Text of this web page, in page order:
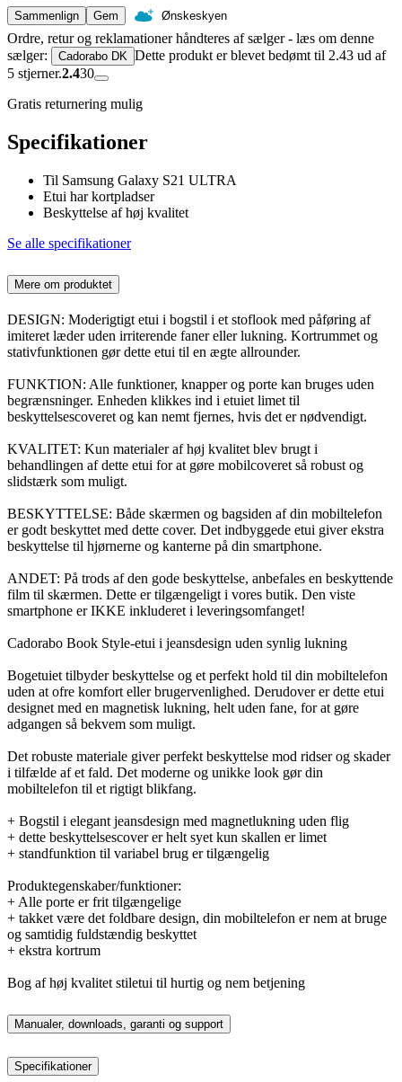
Sammenlign
Gem Ønskeskyen
Ordre, retur og reklamationer håndteres af sælger - læs om denne
sælger:
Cadorabo DK Dette produkt er blevet bedømt til 2.43 ud af
5 stjerner.2.430
Gratis returnering mulig
Specifikationer
Til Samsung Galaxy S21 ULTRA
Etui har kortpladser
Beskyttelse af høj kvalitet
Se alle specifikationer
Mere om produktet
DESIGN: Moderigtigt etui i bogstil i et stoflook med påføring af
imiteret læder uden irriterende faner eller lukning. Kortrummet og
stativfunktionen gør dette etui til en ægte allrounder.
FUNKTION: Alle funktioner, knapper og porte kan bruges uden
begrænsninger. Enheden klikkes ind i etuiet limet til
beskyttelsescoveret og kan nemt fjernes, hvis det er nødvendigt.
KVALITET: Kun materialer af høj kvalitet blev brugt i
behandlingen af dette etui for at gøre mobilcoveret så robust og
slidstærk som muligt.
BESKYTTELSE: Både skærmen og bagsiden af din mobiltelefon
er godt beskyttet med dette cover. Det indbyggede etui giver ekstra
beskyttelse til hjørnerne og kanterne på din smartphone.
ANDET: På trods af den gode beskyttelse, anbefales en beskyttende
film til skærmen. Dette er tilgængeligt i vores butik. Den viste
smartphone er IKKE inkluderet i leveringsomfanget!
Cadorabo Book Style-etui i jeansdesign uden synlig lukning
Bogetuiet tilbyder beskyttelse og et perfekt hold til din mobiltelefon
uden at ofre komfort eller brugervenlighed. Derudover er dette etui
designet med en magnetisk lukning, helt uden fane, for at gøre
adgangen så bekvem som muligt.
Det robuste materiale giver perfekt beskyttelse mod ridser og skader
i tilfælde af et fald. Det moderne og unikke look gør din
mobiltelefon til et rigtigt blikfang.
+ Bogstil i elegant jeansdesign med magnetlukning uden flig
+ dette beskyttelsescover er helt syet kun skallen er limet
+ standfunktion til variabel brug er tilgængelig
Produktegenskaber/funktioner:
+ Alle porte er frit tilgængelige
+ takket være det foldbare design, din mobiltelefon er nem at bruge
og samtidig fuldstændig beskyttet
+ ekstra kortrum
Bog af høj kvalitet stiletui til hurtig og nem betjening
Manualer, downloads, garanti og support
Specifikationer